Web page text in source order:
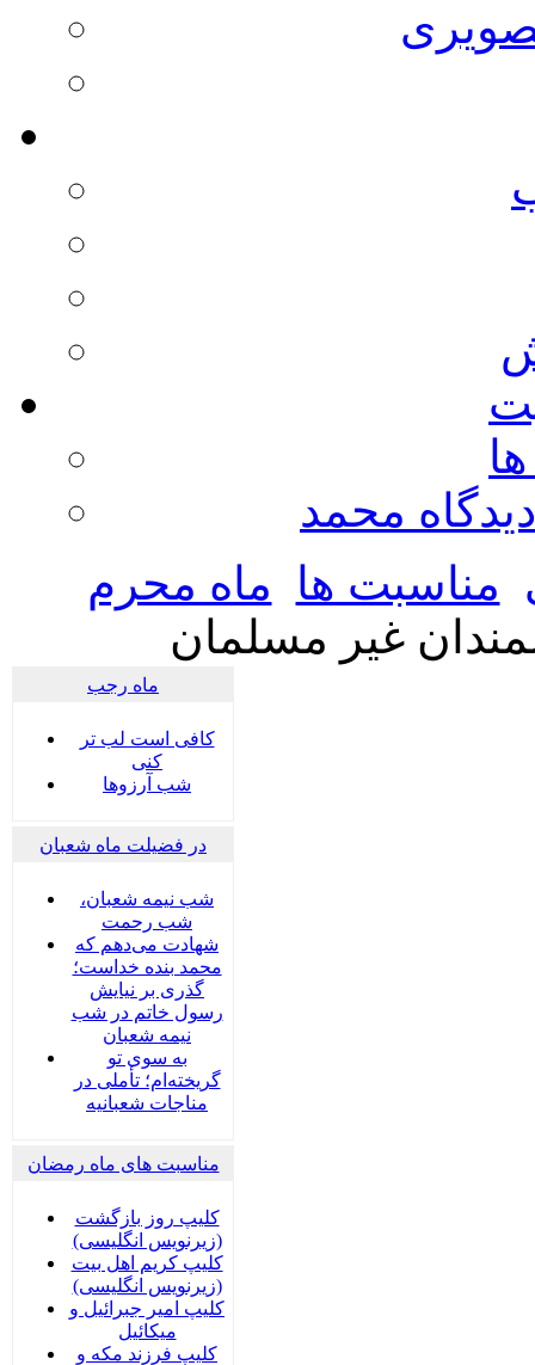
محمد
مناسبت ها
ماه محرم
غیر مسلمان
ماه رجب
کافی است لب تر
کنی
شب آرزوها
در فضیلت ماه شعبان
شب نیمه شعبان،
شب رحمت
شهادت می‌دهم که
محمد بنده خداست؛
گذری بر نیایش
رسول خاتم در شب
نیمه شعبان
به سوی تو
گریخته‌ام؛ تأملی در
مناجات شعبانیه
مناسبت های ماه رمضان
کلیپ روز بازگشت
(زیرنویس انگلیسی)
کلیپ کریم اهل بیت
(زیرنویس انگلیسی)
کلیپ امیر جبرائیل و
میکائیل
کلیپ فرزند مکه و